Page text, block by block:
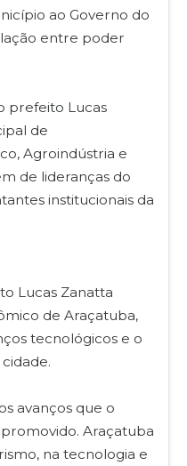
ao Governo do
entre poder
prefeito Lucas
de
Agroindústria e
de lideranças do
institucionais da
Lucas Zanatta
de Araçatuba,
tecnológicos e o
avanços que o
Araçatuba
na tecnologia e